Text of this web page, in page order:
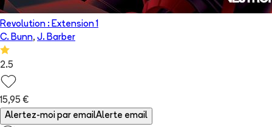
Revolution : Extension 1
C. Bunn, J. Barber
2.5
15,95 €
Alertez-moi par emailAlerte email